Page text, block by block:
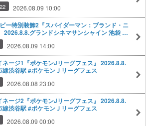
ン #ブランドニューデイ
2026.08.09 10:00
ー特別装飾2『スパイダーマン：ブランド・ニ
2026.8.8.グランドシネマサンシャイン 池袋 #
#ブランドニューデイ
2026.08.09 14:00
ネージ1『ポケモンJリーグフェス』 2026.8.8.
線渋谷駅 #ポケモンＪリーグフェス
2026.08.08 23:00
ネージ2『ポケモンJリーグフェス』 2026.8.8.
線渋谷駅 #ポケモンＪリーグフェス
2026.08.09 00:00